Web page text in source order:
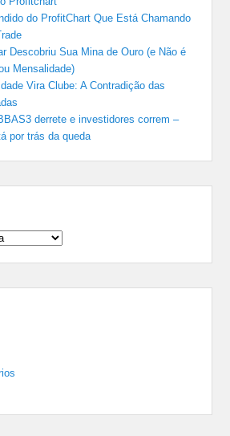
do ProfitChart Que Está Chamando
Descobriu Sua Mina de Ouro (e Não é
Mensalidade)
Vira Clube: A Contradição das
derrete e investidores correm –
por trás da queda